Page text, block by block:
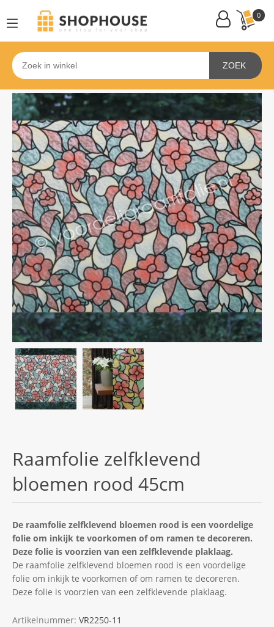
0
ZOEK
Raamfolie zelfklevend
bloemen rood 45cm
De raamfolie zelfklevend bloemen rood is een voordelige
folie om inkijk te voorkomen of om ramen te decoreren.
Deze folie is voorzien van een zelfklevende plaklaag.
De raamfolie zelfklevend bloemen rood is een voordelige
folie om inkijk te voorkomen of om ramen te decoreren.
Deze folie is voorzien van een zelfklevende plaklaag.
Artikelnummer: VR2250-11